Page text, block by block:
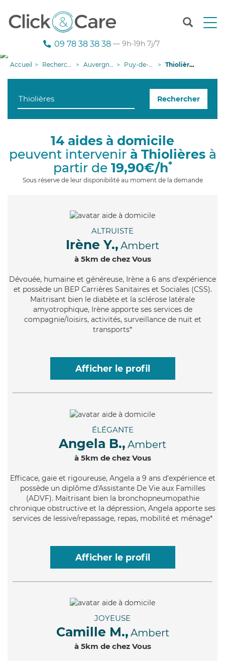
T
n
g
i
09 78 38 38 38 — 9h-19h 7j/7
Accueil Recherche aide à domicile Auvergne-Rhône-Alpes Puy-de-Dôme Thiolières
Rechercher
14 aides à domicile
peuvent intervenir à Thiolièresà
partir de 19,90€/h*
Sous réserve de leur disponibilité au moment de la demande
ALTRUISTE
Irène Y., Ambert
à 5km de chez Vous
Dévouée, humaine et généreuse, Irène a 6 ans d'expérience
et possède un BEP Carrières Sanitaires et Sociales (CSS).
Maitrisant bien le diabète et la sclérose latérale
amyotrophique, Irène apporte ses services de
compagnie/loisirs, activités, surveillance de nuit et
transports*
Afficher le profil
ÉLÉGANTE
Angela B., Ambert
à 5km de chez Vous
Efficace, gaie et rigoureuse, Angela a 9 ans d'expérience et
possède un diplôme d'Assistante De Vie aux Familles
(ADVF). Maitrisant bien la bronchopneumopathie
chronique obstructive et la dépression, Angela apporte ses
services de lessive/repassage, repas, mobilité et ménage*
Afficher le profil
JOYEUSE
Camille M., Ambert
à 5km de chez Vous